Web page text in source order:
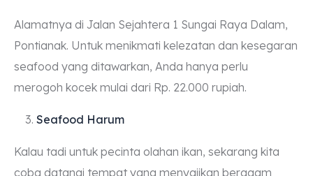
Alamatnya di Jalan Sejahtera 1 Sungai Raya Dalam,
Pontianak. Untuk menikmati kelezatan dan kesegaran
seafood yang ditawarkan, Anda hanya perlu
merogoh kocek mulai dari Rp. 22.000 rupiah.
Seafood Harum
Kalau tadi untuk pecinta olahan ikan, sekarang kita
coba datangi tempat yang menyajikan beragam